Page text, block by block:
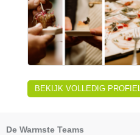
BEKIJK VOLLEDIG PROFIEL
De Warmste Teams